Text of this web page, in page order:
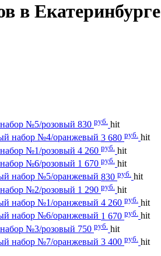
в Екатеринбурге
№5/розовый 830 руб. hit
набор №4/оранжевый 3 680 руб. hit
№1/розовый 4 260 руб. hit
№6/розовый 1 670 руб. hit
набор №5/оранжевый 830 руб. hit
№2/розовый 1 290 руб. hit
набор №1/оранжевый 4 260 руб. hit
набор №6/оранжевый 1 670 руб. hit
№3/розовый 750 руб. hit
набор №7/оранжевый 3 400 руб. hit